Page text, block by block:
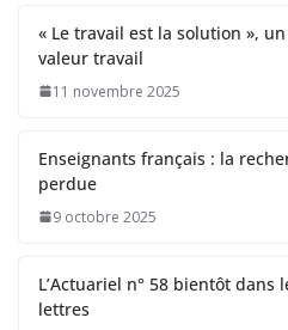
« Le travail est la solution »,
valeur travail
11 novembre 2025
Enseignants français : la
perdue
9 octobre 2025
L’Actuariel n° 58 bientôt dans
lettres